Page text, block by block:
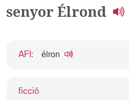
senyor Élrond
ficció
AFI : élron